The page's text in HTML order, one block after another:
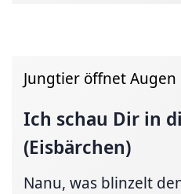
Jungtier öffnet Augen
Ich schau Dir in
(Eisbärchen)
Nanu, was blinzelt